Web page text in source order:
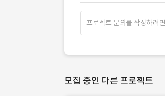
프로젝트 문의를 작성하려면
모집 중인 다른 프로젝트